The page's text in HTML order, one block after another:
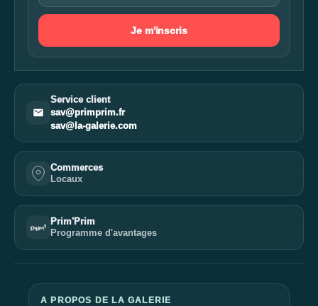
Je m'inscris
Service client
sav@primprim.fr
sav@la-galerie.com
Commerces
Locaux
Prim'Prim
Programme d'avantages
A PROPOS DE LA GALERIE